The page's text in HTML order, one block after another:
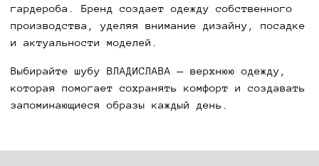
гардероба. Бренд создает одежду собственного
производства, уделяя внимание дизайну, посадке
и актуальности моделей.
Выбирайте шубу ВЛАДИСЛАВА — верхнюю одежду,
которая помогает сохранять комфорт и создавать
запоминающиеся образы каждый день.